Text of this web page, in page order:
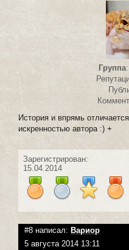
Группа:
История и впрямь
искренностью автора :) +
Зарегистрирован:
15.04.2014
#8 написал: Вариор
5 августа 2014 13:11